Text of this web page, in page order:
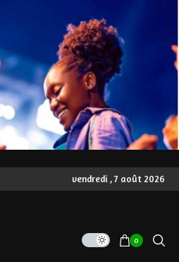
vendredi , 7 août 2026
0